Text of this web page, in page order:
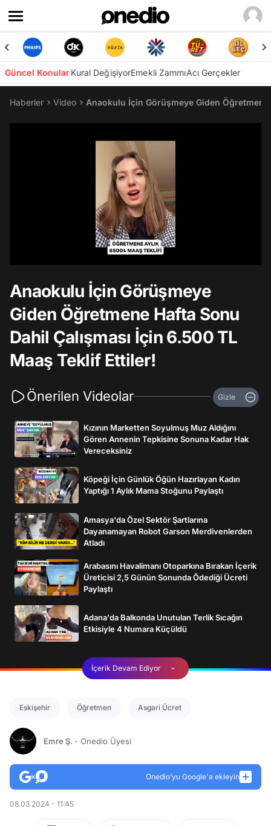
Güncel KonularKural DeğişiyorEmekli ZammıAcı Gerçekler
Haberler Video Anaokulu İçin Görüşmeye Giden
Anaokulu İçin Görüşmeye
Giden Öğretmene Hafta Sonu
Dahil Çalışması İçin 6.500 TL
Maaş Teklif Ettiler!
Önerilen Videolar Gizle
Kızının Marketten Soyulmuş Muz Aldığını
Gören Annenin Tepkisine Sonuna Kadar Hak
Vereceksiniz
Köpeği İçin Günlük Öğün Hazırlayan Kadın
Yaptığı 1 Aylık Mama Stoğunu Paylaştı
Amasya'da Özel Sektör Şartlarına
Dayanamayan Robot Garson Merdivenlerden
Atladı
Arabasını Havalimanı Otoparkına Bırakan İçerik
Üreticisi 2,5 Günün Sonunda Ödediği Ücreti
Paylaştı
Adana'da Balkonda Unutulan Terlik Sıcağın
Etkisiyle 4 Numara Küçüldü
İçerik Devam Ediyor
Eskişehir Öğretmen Asgari Ücret
Emre Ş. - Onedio Üyesi
Onedio’yu Google'a ekleyin
08.03.2024 - 11:45